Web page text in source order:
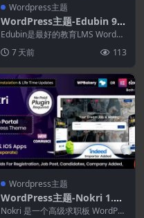
Wordpress主题
WordPress主题-Edubin 9.
6.3-教育WordPress主题
Edubin是最好的教育LMS WordPr
课...7 天前 113
Wordpress主题
WordPress主题-Nokri 1.6.
6–求职板WordPress主题
Nokri 是一个高级求职板 WordPre